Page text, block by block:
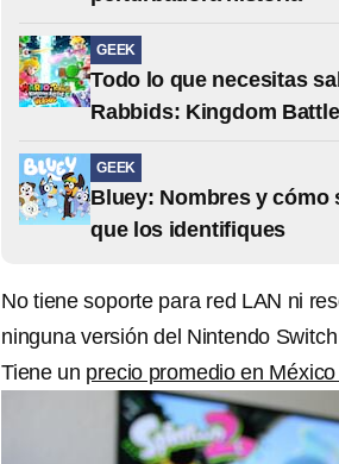
GEEK
Todo lo que necesitas
Rabbids: Kingdom Battle
GEEK
Bluey: Nombres y cómo
que los identifiques
No tiene soporte para red LAN ni
ninguna versión del Nintendo
Tiene un precio promedio en